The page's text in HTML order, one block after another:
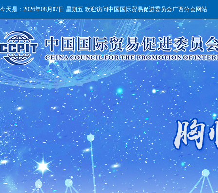
今天是： 2026年08月07日 星期五 欢迎访问中国国际贸易促进委员会广西分会网站